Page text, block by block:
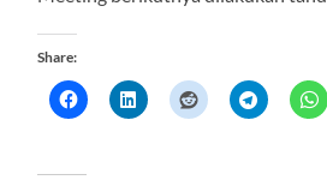
Share: